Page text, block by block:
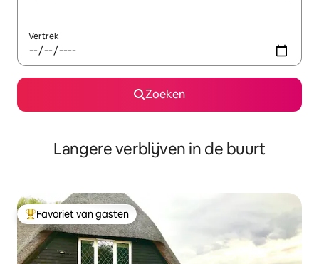
Vertrek
Zoeken
Langere verblijven in de buurt
Topfavoriet van gasten
Favoriet van gasten